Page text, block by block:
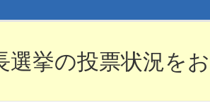
選挙の投票状況を